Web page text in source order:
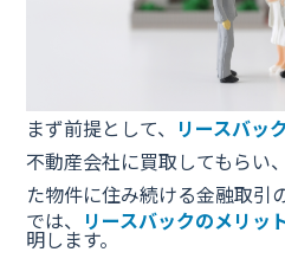
まず前提として、 リースバッ
不動産会社に買取してもらい
た物件に住み続ける金融取引
では、 リースバックのメリッ
明します。